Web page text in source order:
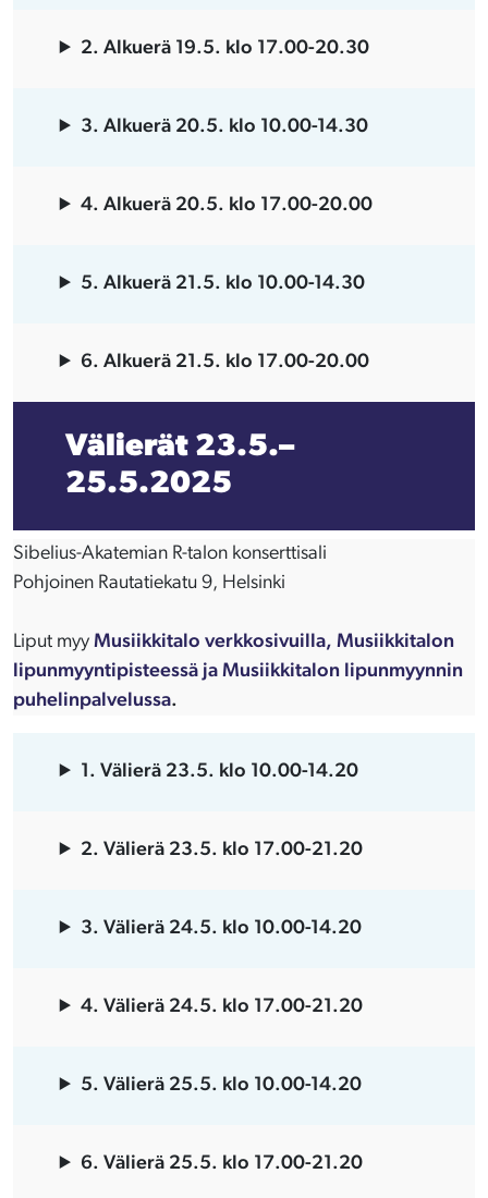
2. Alkuerä 19.5. klo 17.00-20.30
3. Alkuerä 20.5. klo 10.00-14.30
4. Alkuerä 20.5. klo 17.00-20.00
5. Alkuerä 21.5. klo 10.00-14.30
6. Alkuerä 21.5. klo 17.00-20.00
Välierät23.5.–
25.5.2025
Sibelius-Akatemian R-talon konserttisali
Pohjoinen Rautatiekatu 9, Helsinki
Liput myy Musiikkitalo verkkosivuilla, Musiikkitalon
lipunmyyntipisteessä ja Musiikkitalon lipunmyynnin
puhelinpalvelussa.
1. Välierä 23.5. klo 10.00-14.20
2. Välierä 23.5. klo 17.00-21.20
3. Välierä 24.5. klo 10.00-14.20
4. Välierä 24.5. klo 17.00-21.20
5. Välierä 25.5. klo 10.00-14.20
6. Välierä 25.5. klo 17.00-21.20